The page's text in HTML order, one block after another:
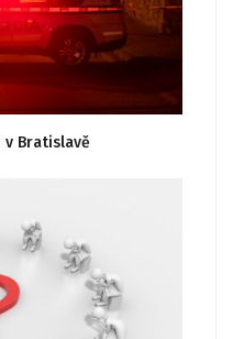
Bratislavě